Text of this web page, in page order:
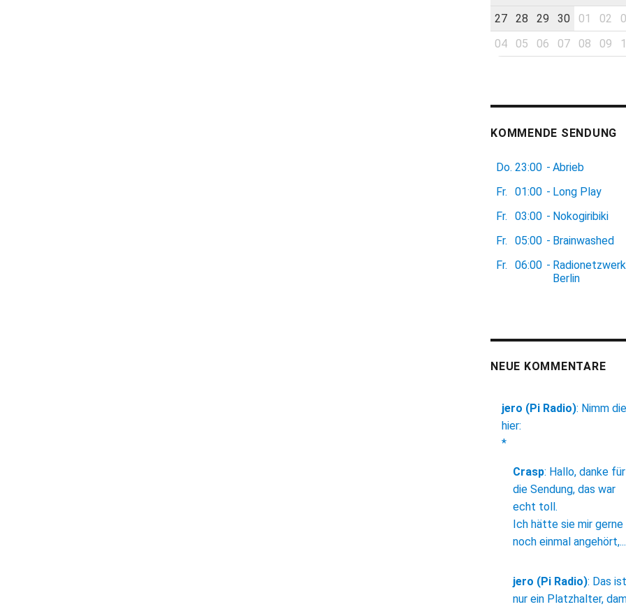
27
28 29 30 01 02
04
05 06 07 08 09
KOMMENDE SENDUNG
Do. 23:00 - Abrieb
Fr.
01:00 - Long Play
Fr.
03:00 - Nokogiribiki
Fr.
05:00 - Brainwashed
Fr.
06:00 - Radionetzwerk
Berlin
NEUE KOMMENTARE
jero (Pi Radio): Nimm die
hier:
*
Crasp: Hallo, danke für
die Sendung, das war
echt toll.
Ich hätte sie mir gerne
noch einmal angehört,...
jero (Pi Radio): Das ist
nur ein Platzhalter,